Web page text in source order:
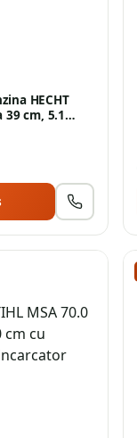
HECHT
39 cm, 5.1…